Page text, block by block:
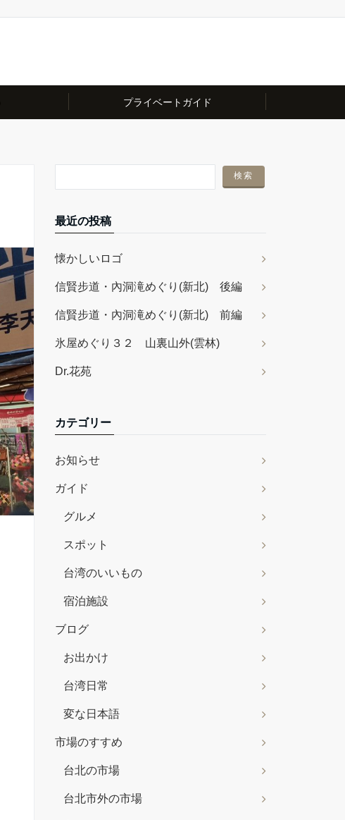
プライベートガイド
最近の投稿
懐かしいロゴ
信賢步道・內洞滝めぐり(新北) 後編
信賢步道・內洞滝めぐり(新北) 前編
氷屋めぐり３２ 山裏山外(雲林)
Dr.花苑
カテゴリー
お知らせ
ガイド
グルメ
スポット
台湾のいいもの
宿泊施設
ブログ
お出かけ
台湾日常
変な日本語
市場のすすめ
台北の市場
台北市外の市場